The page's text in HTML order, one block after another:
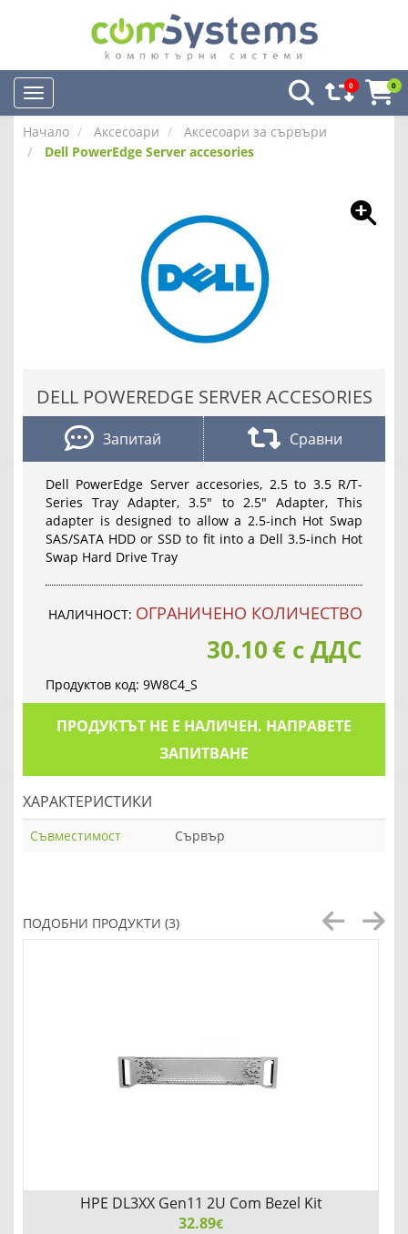
0 0
Начало Аксесоари
Аксесоари за сървъри
Dell PowerEdge Server accesories
DELL POWEREDGE SERVER ACCESORIES
Запитай Сравни
Dell PowerEdge Server accesories, 2.5 to 3.5 R/T-
Series Tray Adapter, 3.5" to 2.5" Adapter, This
adapter is designed to allow a 2.5-inch Hot Swap
SAS/SATA HDD or SSD to fit into a Dell 3.5-inch Hot
Swap Hard Drive Tray
НАЛИЧНОСТ: OГРАНИЧЕНО КОЛИЧЕСТВО
30.10€ с ДДС
Продуктов код: 9W8C4_S
ПРОДУКТЪТ НЕ Е НАЛИЧЕН. НАПРАВЕТЕ
ЗАПИТВАНЕ
ХАРАКТЕРИСТИКИ
Съвместимост Сървър
ПОДОБНИ ПРОДУКТИ (3)
HPE DL3XX Gen11 2U Com Bezel Kit
32.89€